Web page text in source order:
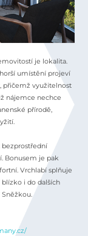
je lokalita.
umístění projeví
přičemž využitelnost
nájemce nechce
přírodě,
Bonusem je pak
Vrchlabí splňuje
i do dalších